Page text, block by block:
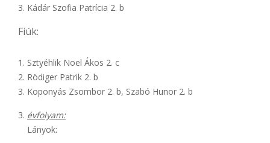
Kádár Szofia Patrícia 2. b
Fiúk:
Sztyéhlik Noel Ákos 2. c
Rödiger Patrik 2. b
Koponyás Zsombor 2. b, Szabó Hunor 2. b
évfolyam:
Lányok: